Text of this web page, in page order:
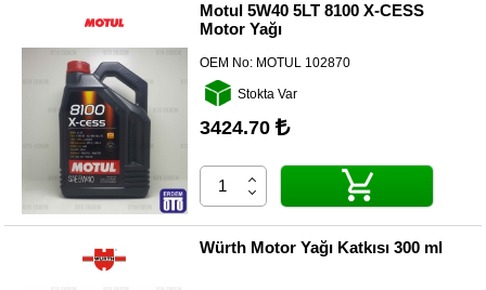
Çeşitleri
Yedekleri
Motul 5W40 5LT 8100 X-CESS
Motor Yağı
OEM No: MOTUL 102870
Stokta Var
3424.70
Würth Motor Yağı Katkısı 300 ml